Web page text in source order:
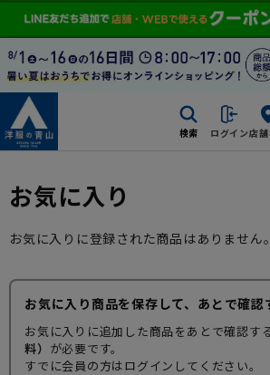
検索 ログイン店
お気に入り
お気に入りに登録された商品はありません。
お気に入り商品を保存して、あとで確認
お気に入りに追加した商品をあとで確認す
料） が必要です。
すでに会員の方はログインしてください。